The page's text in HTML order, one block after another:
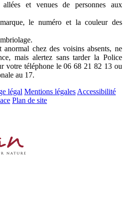
et venues de personnes aux
le numéro et la couleur des
chez des voisins absents, ne
mais alertez sans tarder la Police
votre téléphone le 06 68 21 82 13 ou
au 17.
légal Mentions légales Accessibilité
Plan de site